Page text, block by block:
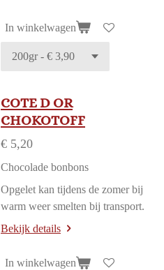
In winkelwagen
COTE D OR
CHOKOTOFF
€ 5,20
Chocolade bonbons
Opgelet kan tijdens de zomer bij
warm weer smelten bij transport.
Bekijk details
In winkelwagen